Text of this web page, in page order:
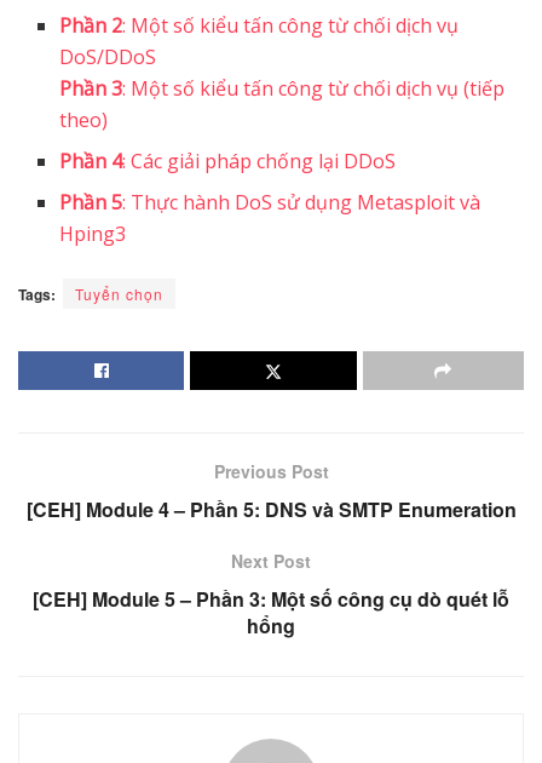
Phần 2: Một số kiểu tấn công từ chối dịch vụ
DoS/DDoS
Phần 3: Một số kiểu tấn công từ chối dịch vụ (tiếp
theo)
Phần 4: Các giải pháp chống lại DDoS
Phần 5: Thực hành DoS sử dụng Metasploit và
Hping3
Tags: Tuyển chọn
Previous Post
[CEH] Module 4 – Phần 5: DNS và SMTP Enumeration
Next Post
[CEH] Module 5 – Phần 3: Một số công cụ dò quét lỗ
hổng